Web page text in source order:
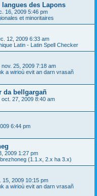
des Lapons
16, 2009 5:46 pm
et minoritaires
12, 2009 6:33 am
Latin - Latin Spell Checker
nov. 25, 2009 7:18 am
a wirioù evit an darn vrasañ
da bellgargañ
oct. 27, 2009 8:40 am
6:44 pm
2009 1:27 pm
(1.1.x, 2.x ha 3.x)
15, 2009 10:15 pm
a wirioù evit an darn vrasañ